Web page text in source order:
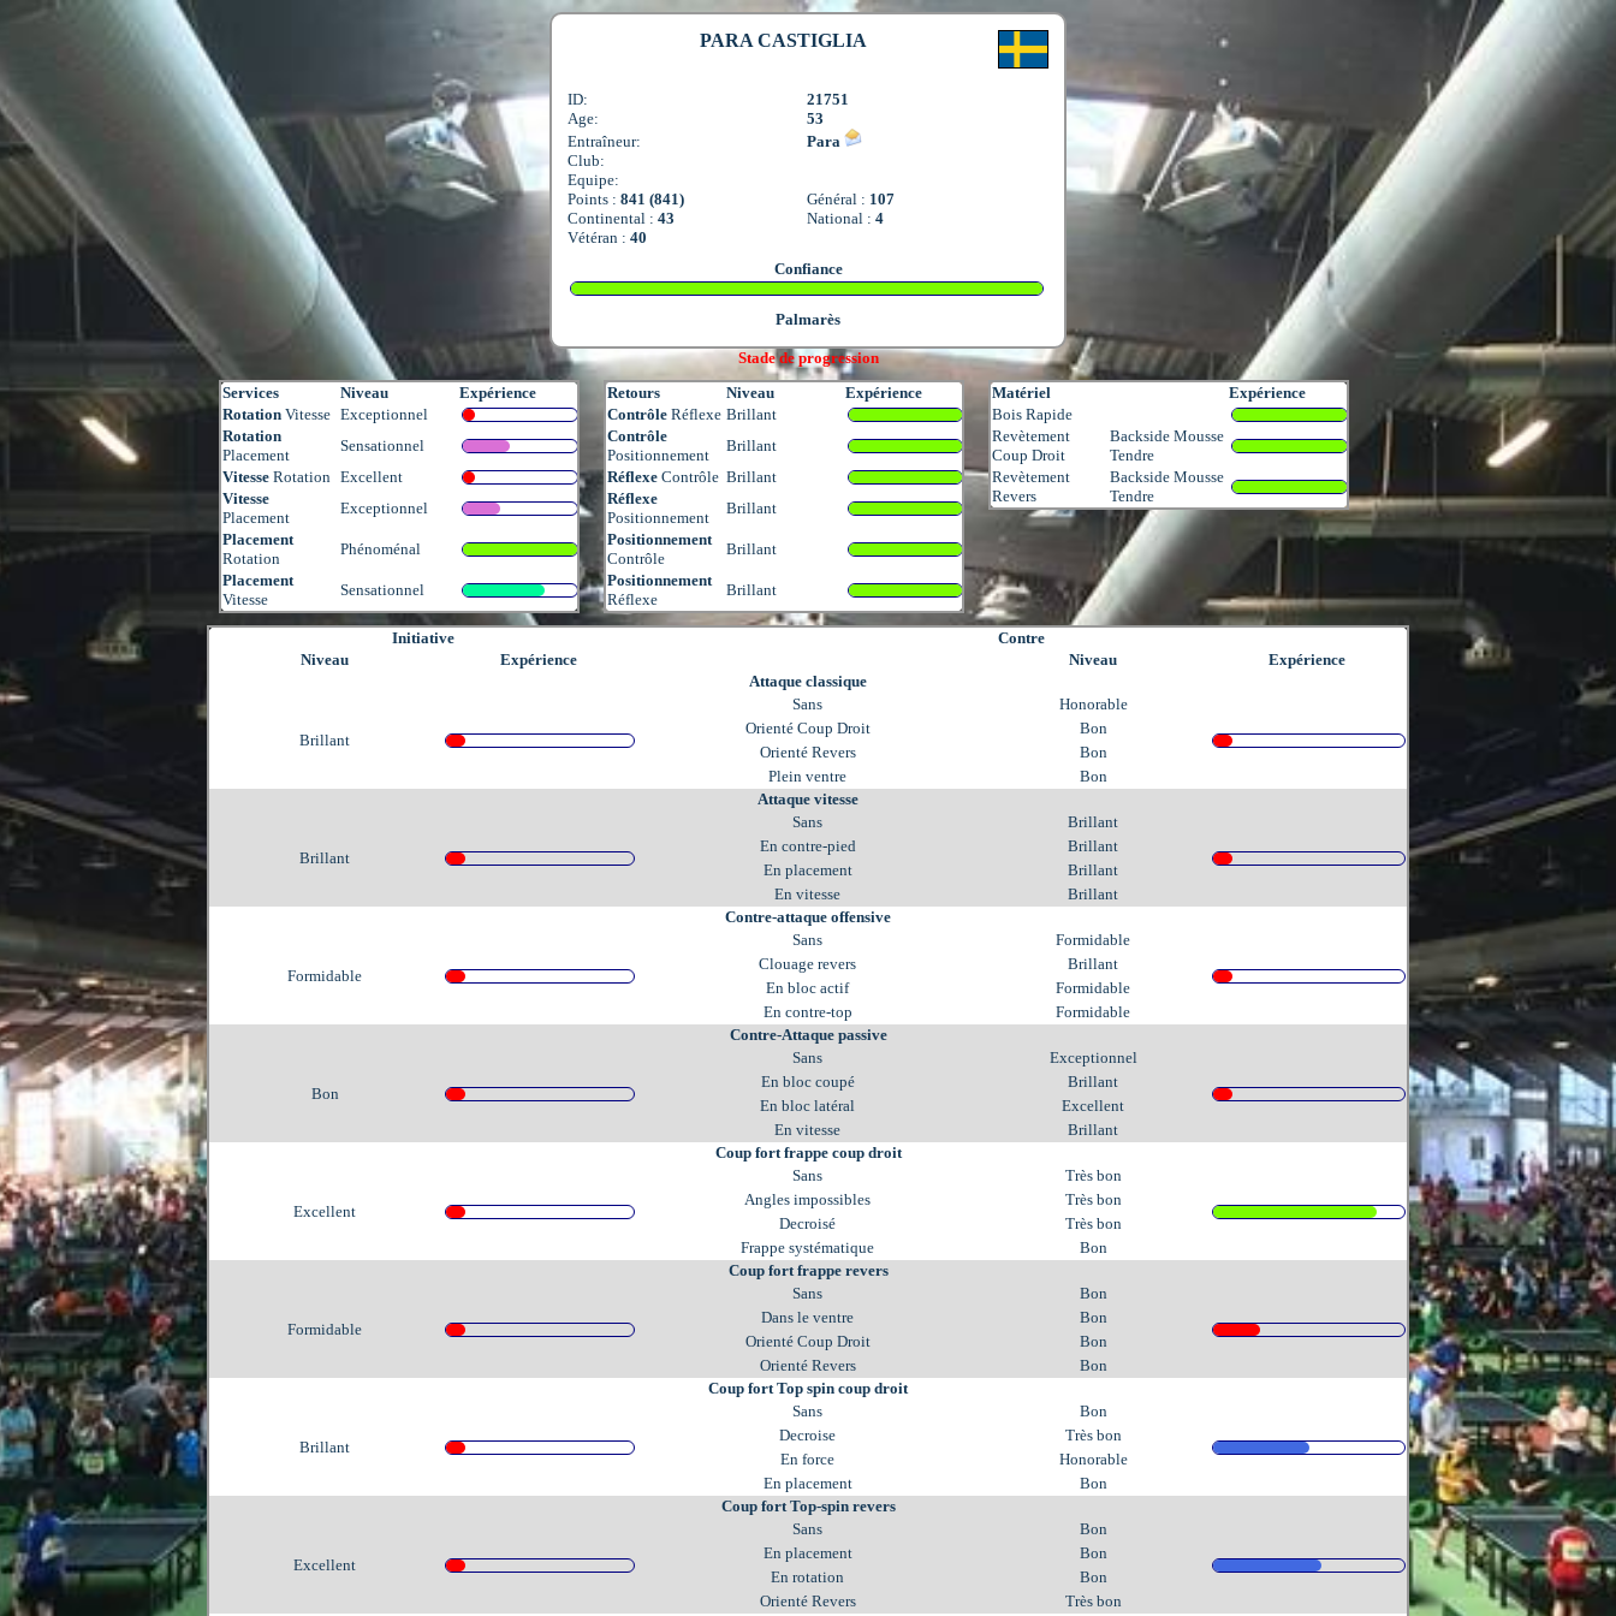
PARA CASTIGLIA
ID:
21751
Age:
53
Entraîneur:
Para
Club:
Equipe:
Points : 841 (841) Général : 107
Continental : 43 National : 4
Vétéran : 40
Confiance
Palmarès
Stade de progression
Services
Niveau
Expérience
Rotation Vitesse Exceptionnel
Rotation
Placement
Sensationnel
Vitesse Rotation Excellent
Vitesse
Placement
Exceptionnel
Placement
Rotation
Phénoménal
Placement
Vitesse
Sensationnel
Retours Niveau
Expérience
Contrôle Réflexe Brillant
Contrôle
Positionnement
Brillant
Réflexe Contrôle Brillant
Réflexe
Positionnement
Brillant
Positionnement
Contrôle
Brillant
Positionnement
Réflexe
Brillant
Matériel
Expérience
Bois Rapide
Revètement
Coup Droit
Backside Mousse
Tendre
Revètement
Revers
Backside Mousse
Tendre
Initiative
Contre
Niveau
Expérience Niveau
Expérience
Attaque classique
Brillant
Sans
Honorable
Orienté Coup Droit
Bon
Orienté Revers
Bon
Plein ventre
Bon
Attaque vitesse
Brillant
Sans
Brillant
En contre-pied
Brillant
En placement
Brillant
En vitesse
Brillant
Contre-attaque offensive
Formidable
Sans
Formidable
Clouage revers
Brillant
En bloc actif
Formidable
En contre-top
Formidable
Contre-Attaque passive
Bon
Sans
Exceptionnel
En bloc coupé
Brillant
En bloc latéral
Excellent
En vitesse
Brillant
Coup fort frappe coup droit
Excellent
Sans
Très bon
Angles impossibles
Très bon
Decroisé
Très bon
Frappe systématique
Bon
Coup fort frappe revers
Formidable
Sans
Bon
Dans le ventre
Bon
Orienté Coup Droit
Bon
Orienté Revers
Bon
Coup fort Top spin coup droit
Brillant
Sans
Bon
Decroise
Très bon
En force
Honorable
En placement
Bon
Coup fort Top-spin revers
Excellent
Sans
Bon
En placement
Bon
En rotation
Bon
Orienté Revers
Très bon